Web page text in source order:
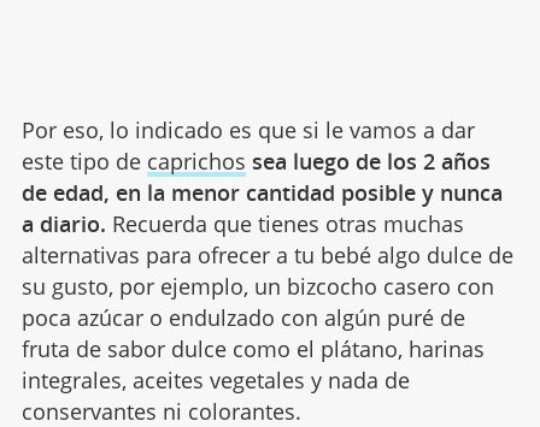
Por eso, lo indicado es que si le vamos a dar
este tipo de caprichos sea luego de los 2 años
de edad, en la menor cantidad posible y nunca
a diario. Recuerda que tienes otras muchas
alternativas para ofrecer a tu bebé algo dulce de
su gusto, por ejemplo, un bizcocho casero con
poca azúcar o endulzado con algún puré de
fruta de sabor dulce como el plátano, harinas
integrales, aceites vegetales y nada de
conservantes ni colorantes.